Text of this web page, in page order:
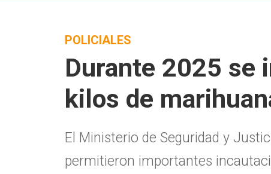
POLICIALES
Durante 2025 se
kilos de
El Ministerio de Seguridad y
permitieron importantes